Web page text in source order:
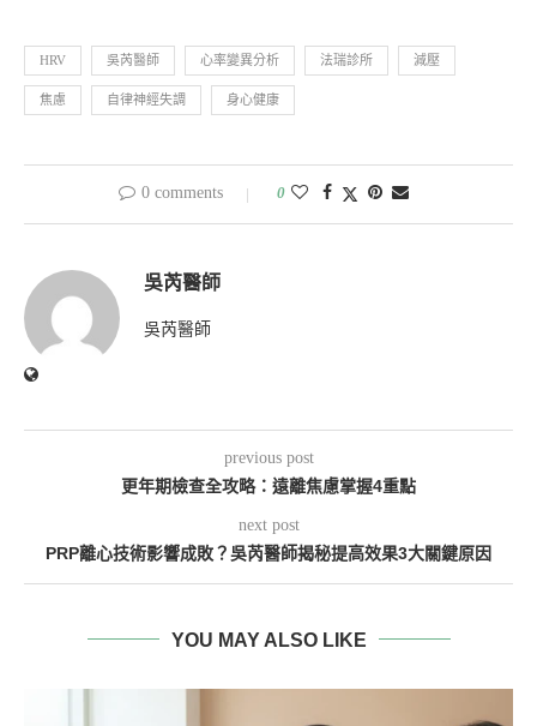
HRV 吳芮醫師 心率變異分析 法瑞診所 減壓
焦慮 自律神經失調 身心健康
0 comments 0
吳芮醫師
吳芮醫師
previous post
更年期檢查全攻略：遠離焦慮掌握4重點
next post
PRP離心技術影響成敗？吳芮醫師揭秘提高效果3大關鍵原因
YOU MAY ALSO LIKE